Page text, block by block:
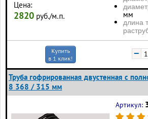
Цена:
2820 руб./м.п.
мм
длина
Купить
в 1 клик!
−
Труба гофрированная двустенная с
8 368 / 315 мм
Артикул: